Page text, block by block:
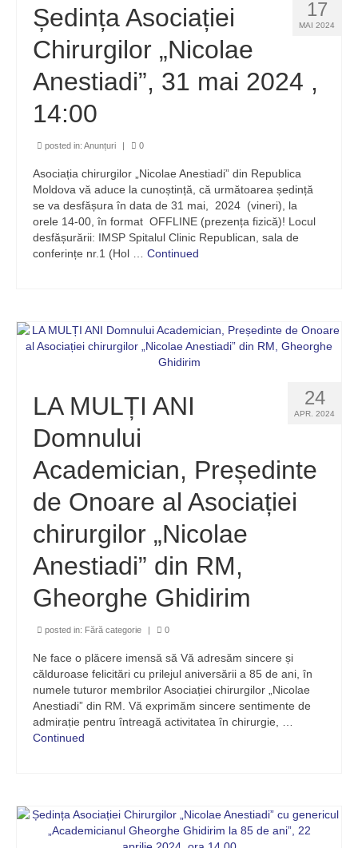
17
MAI 2024
Ședința Asociației
Chirurgilor „Nicolae
Anestiadi”, 31 mai 2024 ,
14:00
posted in: Anunțuri | 0
Asociația chirurgilor „Nicolae Anestiadi” din Republica
Moldova vă aduce la cunoștință, că următoarea ședință
se va desfășura în data de 31 mai, 2024 (vineri), la
orele 14-00, în format OFFLINE (prezența fizică)! Locul
desfășurării: IMSP Spitalul Clinic Republican, sala de
conferințe nr.1 (Hol … Continued
24
APR. 2024
LA MULȚI ANI
Domnului
Academician, Președinte
de Onoare al Asociației
chirurgilor „Nicolae
Anestiadi” din RM,
Gheorghe Ghidirim
posted in: Fără categorie | 0
Ne face o plăcere imensă să Vă adresăm sincere și
călduroase felicitări cu prilejul aniversării a 85 de ani, în
numele tuturor membrilor Asociației chirurgilor „Nicolae
Anestiadi” din RM. Vă exprimăm sincere sentimente de
admirație pentru întreagă activitatea în chirurgie, …
Continued